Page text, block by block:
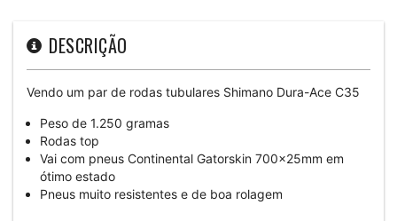
DESCRIÇÃO
Vendo um par de rodas tubulares Shimano Dura-Ace C35
Peso de 1.250 gramas
Rodas top
Vai com pneus Continental Gatorskin 700x25mm em
ótimo estado
Pneus muito resistentes e de boa rolagem